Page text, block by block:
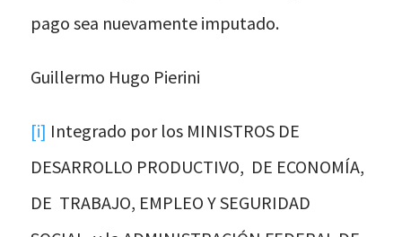
pago sea nuevamente imputado.
Guillermo Hugo Pierini
[i] Integrado por los MINISTROS DE
DESARROLLO PRODUCTIVO, DE ECONOMÍA,
DE TRABAJO, EMPLEO Y SEGURIDAD